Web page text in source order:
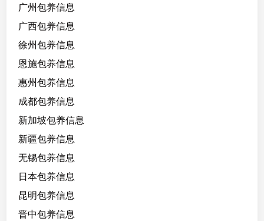
广州包养信息
广西包养信息
徐州包养信息
恩施包养信息
惠州包养信息
成都包养信息
新加坡包养信息
新疆包养信息
无锡包养信息
日本包养信息
昆明包养信息
晋中包养信息